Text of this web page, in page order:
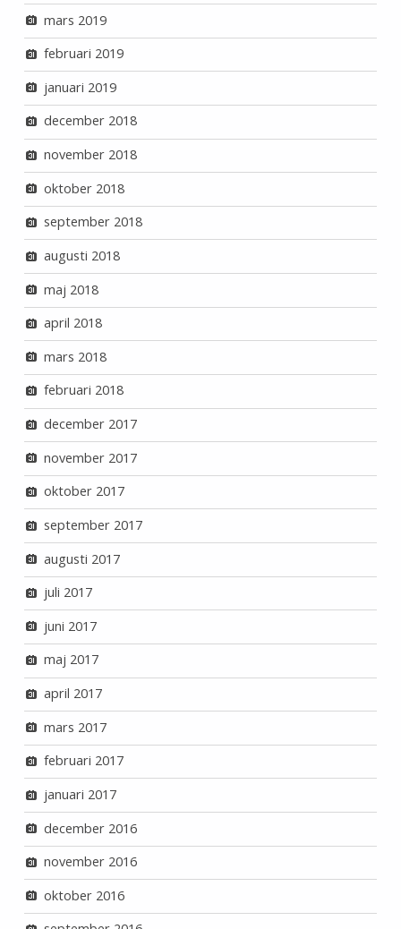
mars 2019
februari 2019
januari 2019
december 2018
november 2018
oktober 2018
september 2018
augusti 2018
maj 2018
april 2018
mars 2018
februari 2018
december 2017
november 2017
oktober 2017
september 2017
augusti 2017
juli 2017
juni 2017
maj 2017
april 2017
mars 2017
februari 2017
januari 2017
december 2016
november 2016
oktober 2016